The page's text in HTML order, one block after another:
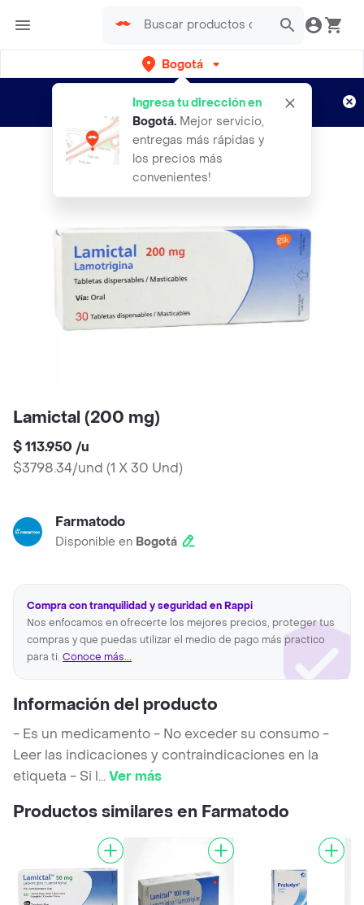
Bogotá
Ingresa tu dirección en
Bogotá. Mejor servicio,
entregas más rápidas y
los precios más
convenientes!
envíos gratis por semanas
Aplican TyC
Lamictal (200 mg)
$ 113.950 /u
$3798.34/und (1 X 30 Und)
Farmatodo
Disponible en Bogotá
Compra con tranquilidad y seguridad en Rappi
Nos enfocamos en ofrecerte los mejores precios, proteger tus
compras y que puedas utilizar el medio de pago más practico
para ti. Conoce más...
Información del producto
- Es un medicamento - No exceder su consumo -
Leer las indicaciones y contraindicaciones en la
etiqueta - Si l...Ver más
Productos similares en Farmatodo